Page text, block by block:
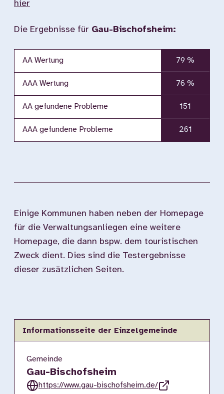
hier
Die Ergebnisse für Gau-Bischofsheim:
AA Wertung 79 %
AAA Wertung 76 %
AA gefundene Probleme 151
AAA gefundene Probleme 261
Einige Kommunen haben neben der Homepage
für die Verwaltungsanliegen eine weitere
Homepage, die dann bspw. dem touristischen
Zweck dient. Dies sind die Testergebnisse
dieser zusätzlichen Seiten.
Informationsseite der Einzelgemeinde
Gemeinde
Gau-Bischofsheim
https://www.gau-bischofsheim.de/